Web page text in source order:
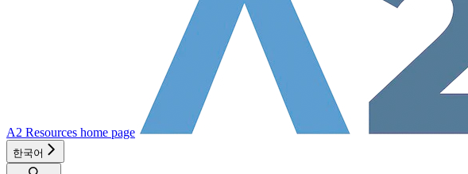
A2 Resources home page
한국어